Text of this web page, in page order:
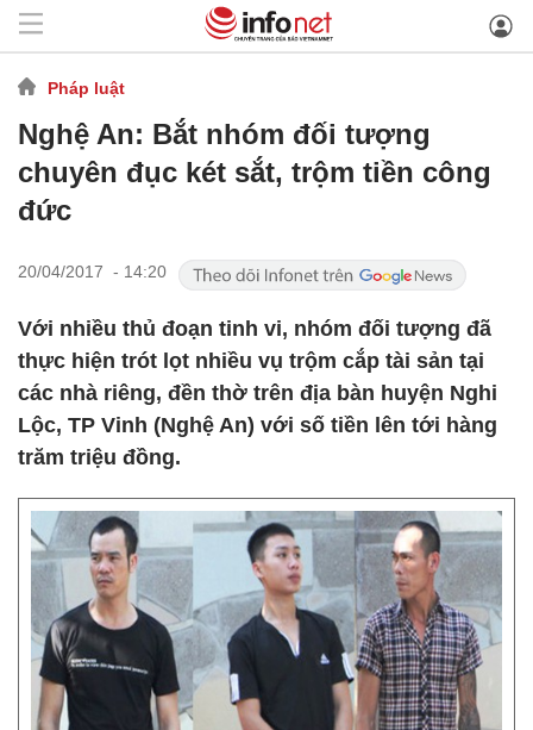
Pháp luật
Nghệ An: Bắt nhóm đối tượng
chuyên đục két sắt, trộm tiền công
đức
20/04/2017 - 14:20
Với nhiều thủ đoạn tinh vi, nhóm đối tượng đã
thực hiện trót lọt nhiều vụ trộm cắp tài sản tại
các nhà riêng, đền thờ trên địa bàn huyện Nghi
Lộc, TP Vinh (Nghệ An) với số tiền lên tới hàng
trăm triệu đồng.